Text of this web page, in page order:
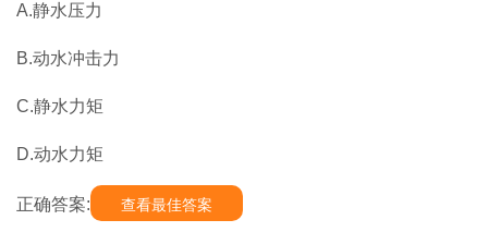
A.静水压力
B.动水冲击力
C.静水力矩
D.动水力矩
正确答案: 查看最佳答案